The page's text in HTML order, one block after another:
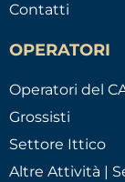
Contatti
OPERATORI
Operatori del
Grossisti
Settore Ittico
Altre Attività |